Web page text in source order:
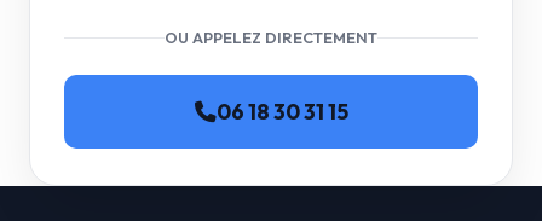
OU APPELEZ DIRECTEMENT
06 18 30 31 15